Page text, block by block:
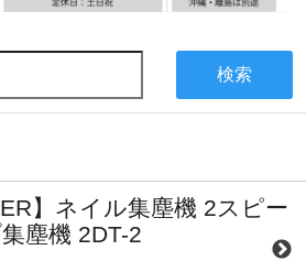
検索
】ネイル集塵機 2スピー
塵機 2DT-2